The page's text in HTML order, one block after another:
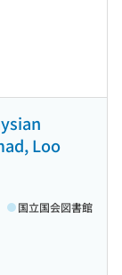
Loo
国立国会図書館